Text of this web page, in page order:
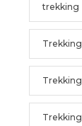
trekking